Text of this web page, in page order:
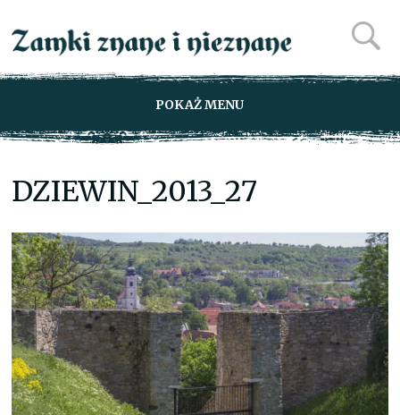
POKAŻ MENU
DZIEWIN_2013_27